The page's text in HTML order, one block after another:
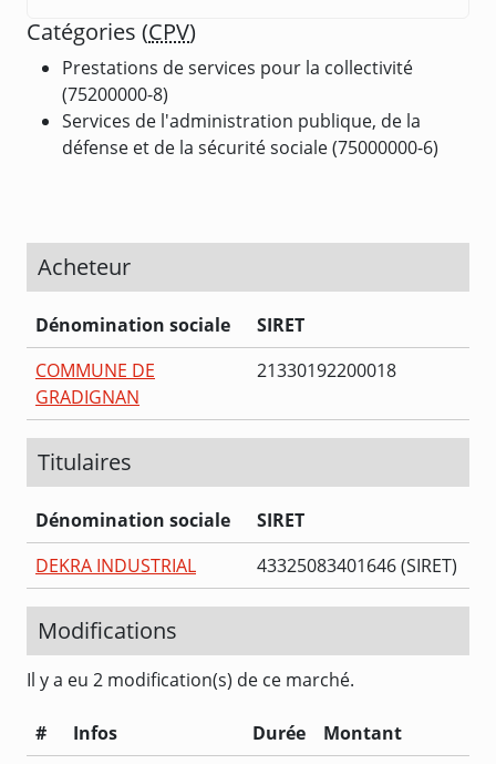
Catégories (CPV)
Prestations de services pour la collectivité
(75200000-8)
Services de l'administration publique, de la
défense et de la sécurité sociale (75000000-6)
Acheteur
Dénomination sociale
SIRET
COMMUNE DE
GRADIGNAN
21330192200018
Titulaires
Dénomination sociale
SIRET
DEKRA INDUSTRIAL
43325083401646 (SIRET)
Modifications
Il y a eu 2 modification(s) de ce marché.
# Infos Durée
Montant